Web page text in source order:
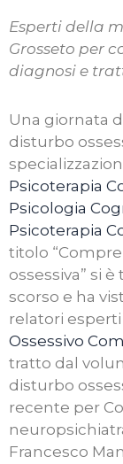
Esperti della
Grosseto per
diagnosi e
Una giornata
disturbo
Psicoterapia
Psicologia
Psicoterapia
titolo
ossessiva” si
scorso e ha
relatori
Ossessivo
tratto dal
disturbo
recente per
Francesco